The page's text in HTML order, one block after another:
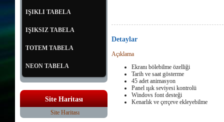
IŞIKLI TABELA
IŞIKSIZ TABELA
TOTEM TABELA
NEON TABELA
Site Haritası
Site Haritası
Detaylar
Açıklama
Ekranı bölebilme özelliği
Tarih ve saat gösterme
45 adet animasyon
Panel ışık seviyesi kontrolü
Windovs font desteği
Kenarlık ve çerçeve ekleyebilme